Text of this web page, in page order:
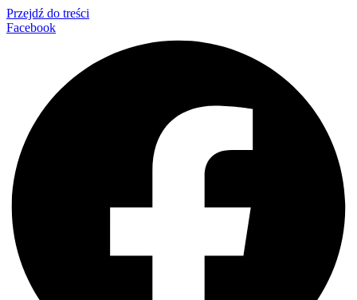
Przejdź do treści
Facebook